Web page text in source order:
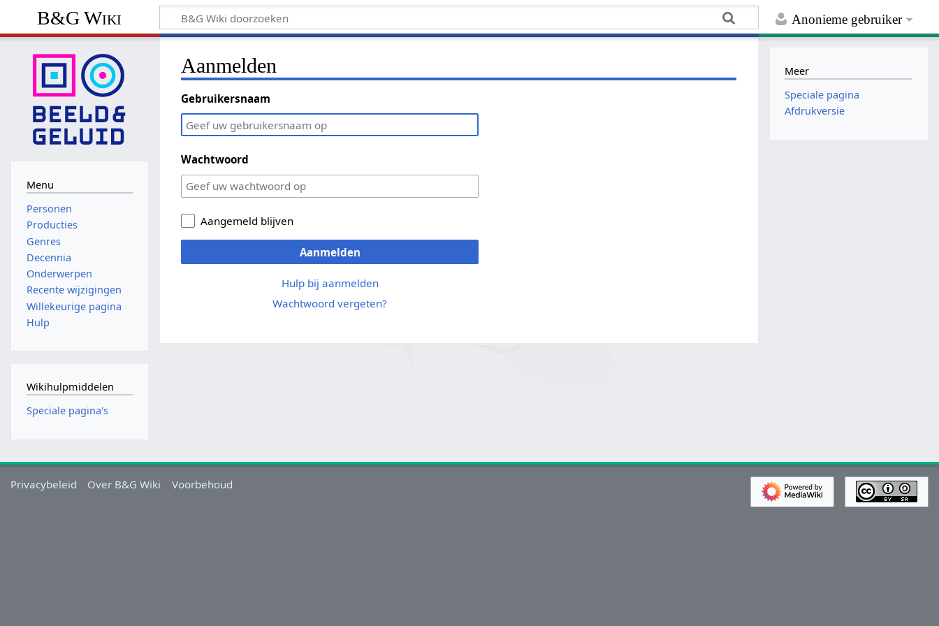
Anonieme gebruiker
B&G Wiki
Aanmelden
Gebruikersnaam
Wachtwoord
Aangemeld blijven
Aanmelden
Hulp bij aanmelden
Wachtwoord vergeten?
Menu
Personen
Producties
Genres
Decennia
Onderwerpen
Recente wijzigingen
Willekeurige pagina
Hulp
Wikihulpmiddelen
Speciale pagina's
Meer
Speciale pagina
Afdrukversie
Privacybeleid Over B&G Wiki Voorbehoud